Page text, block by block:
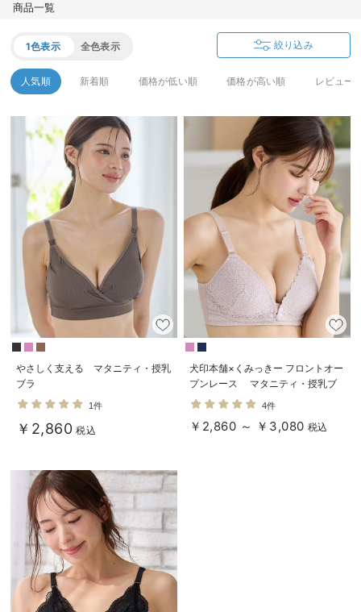
商品一覧
1色表示 全色表示 絞り込み
人気順 新着順 価格が低い順 価格が高い順 レビュー
やさしく支える マタニティ・授乳
ブラ
1件
￥2,860 税込
犬印本舗×くみっきー フロントオー
プンレース マタニティ・授乳ブ
ラ
4件
￥2,860 ～ ￥3,080 税込